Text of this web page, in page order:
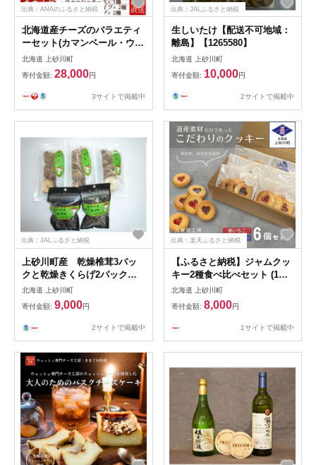
出典：ANAのふるさと納税
北海道産チーズのバラエティ
ーセット(カマンベール・ウォ
ッシュチーズ・ストリングチ
ーズ)【配送不可地域：離島】
北海道 上砂川町
寄付金額: 28,000円
3サイトで掲載中
出典：JALふるさと納税
生しいたけ【配送不可地域：
離島】【1265580】
北海道 上砂川町
寄付金額: 10,000円
2サイトで掲載中
出典：JALふるさと納税
上砂川町産 乾燥椎茸3パッ
クと乾燥きくらげ2パック入
り【1372164】
北海道 上砂川町
寄付金額: 9,000円
2サイトで掲載中
出典：楽天ふるさと納税
【ふるさと納税】ジャムクッ
キー2種食べ比べセット (1袋3
個入×6袋)【1598614】
北海道 上砂川町
寄付金額: 8,000円
1サイトで掲載中